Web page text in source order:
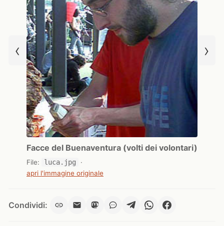
‹
Facce del Buenaventura (volti dei volontari)
File: luca.jpg
·
apri l'immagine originale
›
Condividi: